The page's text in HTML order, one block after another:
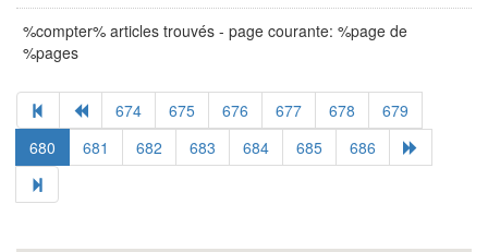
%compter% articles trouvés - page courante: %page de
%pages
674 675 676 677 678
679
680
681 682 683 684 685 686